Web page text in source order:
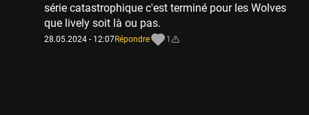
série catastrophique c'est terminé pour les Wolves
que lively soit là ou pas.
28.05.2024 - 12:07Répondre 1